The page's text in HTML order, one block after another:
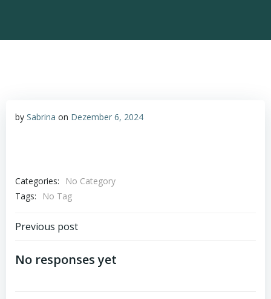
by Sabrina on Dezember 6, 2024
Categories:
No Category
Tags:
No Tag
Post
navigation
Previous post
No responses yet